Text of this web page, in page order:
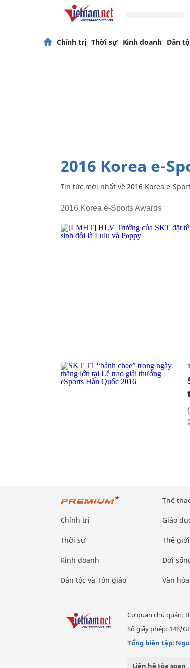
Chính trị Thời sự Kinh doanh Dân
2016 Korea e-
Tin tức mới nhất về 2016 Korea e-
2016 Korea e-Sports Awards
Chính trị
Thời sự
Kinh doanh
Dân tộc và Tôn giáo
Thể
Giáo
Thế giới
Đời
Văn
Cơ quan chủ quản:
Số giấy phép: 146/
Tổng biên tập:
Liên hệ tòa soạn